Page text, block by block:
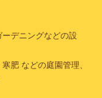
デニングなどの設
寒肥などの庭園管理、